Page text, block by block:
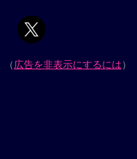
（広告を非表示にするには）